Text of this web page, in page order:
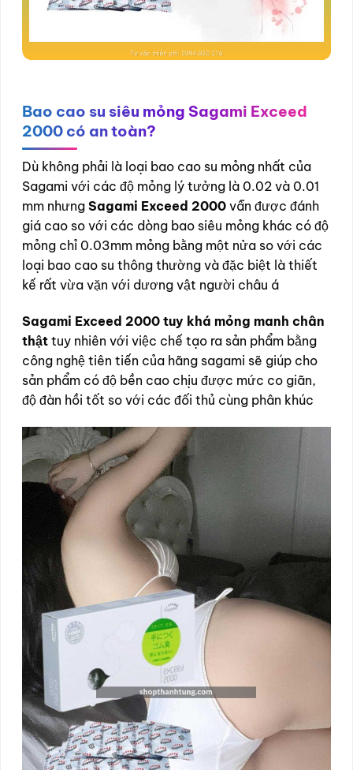
Bao cao su siêu mỏng Sagami Exceed
2000 có an toàn?
Dù không phải là loại bao cao su mỏng nhất của
Sagami với các độ mỏng lý tưởng là 0.02 và 0.01
mm nhưng Sagami Exceed 2000 vẫn được đánh
giá cao so với các dòng bao siêu mỏng khác có độ
mỏng chỉ 0.03mm mỏng bằng một nửa so với các
loại bao cao su thông thường và đặc biệt là thiết
kế rất vừa vặn với dương vật người châu á
Sagami Exceed 2000 tuy khá mỏng manh chân
thật tuy nhiên với việc chế tạo ra sản phẩm bằng
công nghệ tiên tiến của hãng sagami sẽ giúp cho
sản phẩm có độ bền cao chịu được mức co giãn,
độ đàn hồi tốt so với các đối thủ cùng phân khúc